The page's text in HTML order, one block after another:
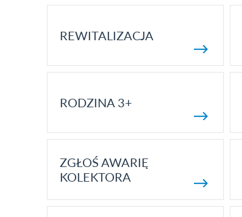
REWITALIZACJA
RODZINA 3+
ZGŁOŚ AWARIĘ
KOLEKTORA